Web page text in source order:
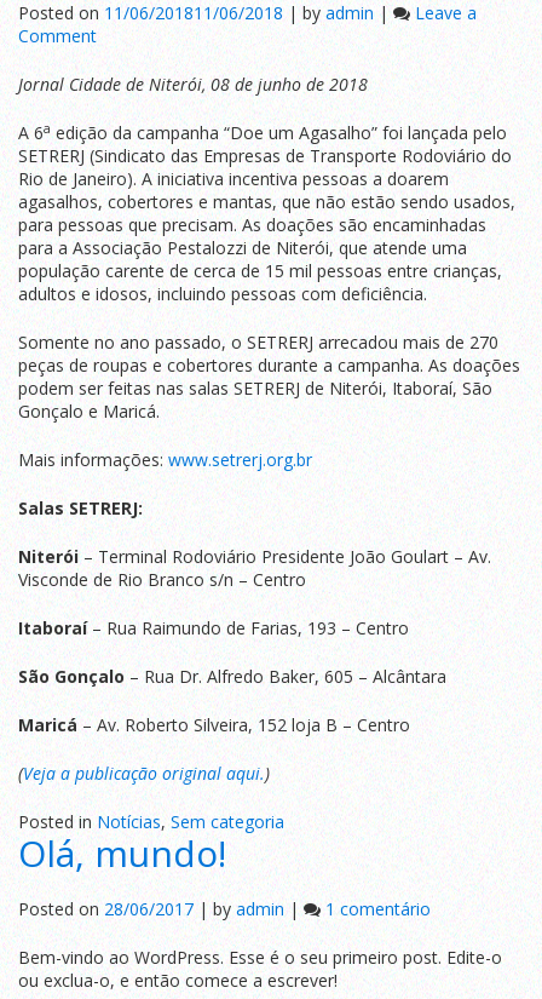
Posted on11/06/201811/06/2018| by admin|
Leave a
Commenton
Setrerj
lança
campanha
do
agasalho
em
parceria
com
a
Pestalozzi
de
Niterói
Jornal Cidade de Niterói, 08 de junho de 2018
A 6aedição da campanha “Doe um Agasalho” foi lançada pelo
SETRERJ (Sindicato das Empresas de Transporte Rodoviário do
Rio de Janeiro). A iniciativa incentiva pessoas a doarem
agasalhos, cobertores e mantas, que não estão sendo usados,
para pessoas que precisam. As doações são encaminhadas
para a Associação Pestalozzi de Niterói, que atende uma
população carente de cerca de 15 mil pessoas entre crianças,
adultos e idosos, incluindo pessoas com deficiência.
Somente no ano passado, o SETRERJ arrecadou mais de 270
peças de roupas e cobertores durante a campanha. As doações
podem ser feitas nas salas SETRERJ de Niterói, Itaboraí, São
Gonçalo e Maricá.
Mais informações:www.setrerj.org.br
Salas SETRERJ:
Niterói– Terminal Rodoviário Presidente João Goulart – Av.
Visconde de Rio Branco s/n – Centro
Itaboraí– Rua Raimundo de Farias, 193 – Centro
São Gonçalo– Rua Dr. Alfredo Baker, 605 – Alcântara
Maricá– Av. Roberto Silveira, 152 loja B – Centro
(Veja a publicação original aqui.)
Posted inNotícias,Sem categoria
Olá, mundo!
Posted on 28/06/2017 |by admin| 1 comentário em
Olá,
mundo!
Bem-vindo ao WordPress. Esse é o seu primeiro post. Edite-o
ou exclua-o, e então comece a escrever!